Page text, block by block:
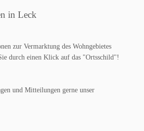
in Leck
zur Vermarktung des Wohngebietes
durch einen Klick auf das "Ortsschild"!
und Mitteilungen gerne unser